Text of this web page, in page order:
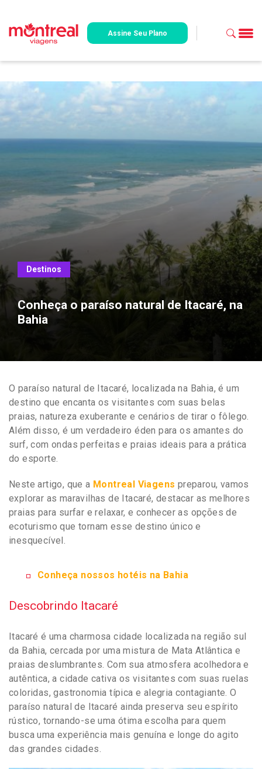
Assine Seu Plano
Destinos
Conheça o paraíso natural de Itacaré, na
Bahia
O paraíso natural de Itacaré, localizada na Bahia, é um
destino que encanta os visitantes com suas belas
praias, natureza exuberante e cenários de tirar o fôlego.
Além disso, é um verdadeiro éden para os amantes do
surf, com ondas perfeitas e praias ideais para a prática
do esporte.
Neste artigo, que a Montreal Viagens preparou, vamos
explorar as maravilhas de Itacaré, destacar as melhores
praias para surfar e relaxar, e conhecer as opções de
ecoturismo que tornam esse destino único e
inesquecível.
Conheça nossos hotéis na Bahia
Descobrindo Itacaré
Itacaré é uma charmosa cidade localizada na região sul
da Bahia, cercada por uma mistura de Mata Atlântica e
praias deslumbrantes. Com sua atmosfera acolhedora e
autêntica, a cidade cativa os visitantes com suas ruelas
coloridas, gastronomia típica e alegria contagiante. O
paraíso natural de Itacaré ainda preserva seu espírito
rústico, tornando-se uma ótima escolha para quem
busca uma experiência mais genuína e longe do agito
das grandes cidades.